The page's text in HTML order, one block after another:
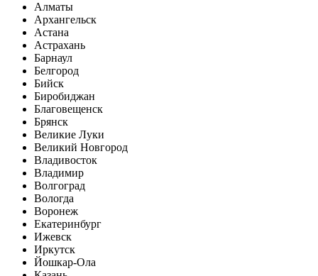
Алматы
Архангельск
Астана
Астрахань
Барнаул
Белгород
Бийск
Биробиджан
Благовещенск
Брянск
Великие Луки
Великий Новгород
Владивосток
Владимир
Волгоград
Вологда
Воронеж
Екатеринбург
Ижевск
Иркутск
Йошкар-Ола